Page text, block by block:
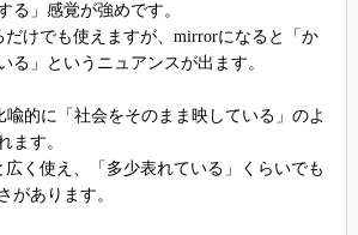
る」感覚が強めです。
だけでも使えますが、mirrorになると「か
る」というニュアンスが出ます。
喩的に「社会をそのまま映している」のよ
ます。
広く使え、「多少表れている」くらいでも
があります。